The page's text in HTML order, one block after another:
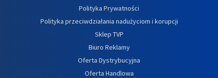
Polityka Prywatności
Polityka przeciwdziałania nadużyciom i korupcji
Sklep TVP
Biuro Reklamy
Oferta Dystrybucyjna
Oferta Handlowa